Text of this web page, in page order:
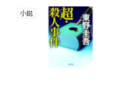
小説